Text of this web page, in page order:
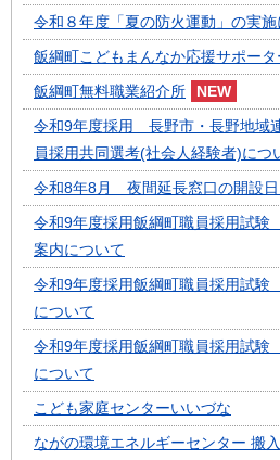
令和８年度「夏の防火運動」の実施
飯綱町こどもまんなか応援サポー
飯綱町無料職業紹介所
令和9年度採用 長野市・長野地域
員採用共同選考(社会人経験者)につ
令和8年8月 夜間延長窓口の開設日
令和9年度採用飯綱町職員採用試験
案内について
令和9年度採用飯綱町職員採用試験
について
令和9年度採用飯綱町職員採用試験
について
こども家庭センターいいづな
ながの環境エネルギーセンター 搬